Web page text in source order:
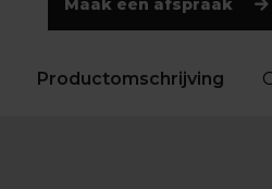
Maak een afspraak
Productomschrijving